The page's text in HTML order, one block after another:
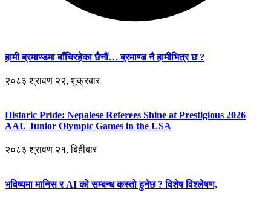
हामी ब्रमाण्डमा बाँचिरहेका छैनौं… ब्रमाण्ड नै हामीभित्र छ ?
२०८३ श्रावण २२, शुक्रबार
Historic Pride: Nepalese Referees Shine at Prestigious 2026
AAU Junior Olympic Games in the USA
२०८३ श्रावण २१, बिहीबार
भविष्यमा मानिस र AI को सम्बन्ध कस्तो हुनेछ ? विशेष विश्लेषण,